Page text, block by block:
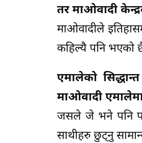
तर माओवादी
माओवादीले
कहिल्यै पनि भएको
एमालेको
माओवादी
जसले जे भने पनि
साथीहरु छुट्नु